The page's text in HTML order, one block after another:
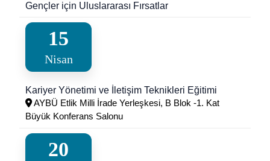
Gençler için Uluslararası Fırsatlar
15
Nisan
Kariyer Yönetimi ve İletişim Teknikleri Eğitimi
AYBÜ Etlik Milli İrade Yerleşkesi, B Blok -1. Kat
Büyük Konferans Salonu
20